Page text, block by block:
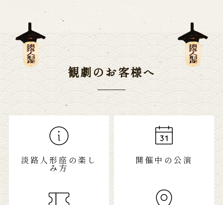
観劇のお客様へ
淡路人形座の楽し
み方
開催中の公演